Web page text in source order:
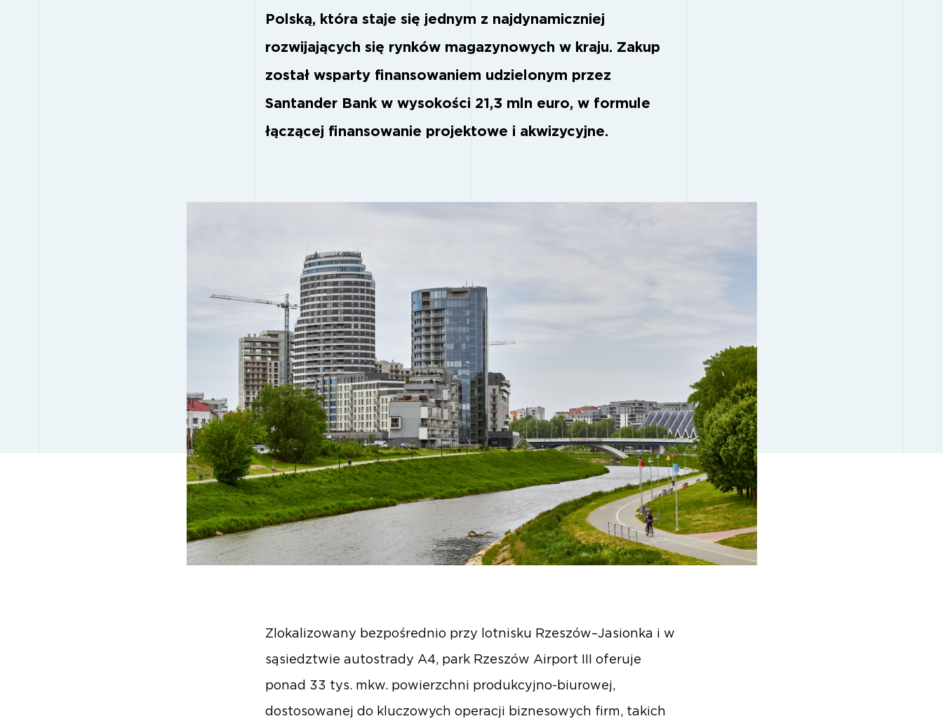
Polską, która staje się jednym z najdynamiczniej
rozwijających się rynków magazynowych w kraju. Zakup
został wsparty finansowaniem udzielonym przez
Santander Bank w wysokości 21,3 mln euro, w formule
łączącej finansowanie projektowe i akwizycyjne.
Zlokalizowany bezpośrednio przy lotnisku Rzeszów–Jasionka i w
sąsiedztwie autostrady A4, park Rzeszów Airport III oferuje
ponad 33 tys. mkw. powierzchni produkcyjno-biurowej,
dostosowanej do kluczowych operacji biznesowych firm, takich